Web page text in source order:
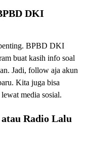
DKI
BPBD DKI
buat kasih info soal
Jadi, follow aja akun
Kita juga bisa
media sosial.
Radio Lalu